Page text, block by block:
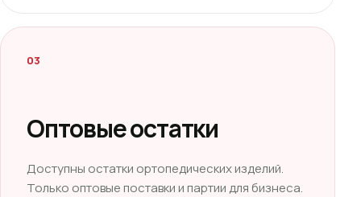
03
Оптовые остатки
Доступны остатки ортопедических изделий.
Только оптовые поставки и партии для бизнеса.